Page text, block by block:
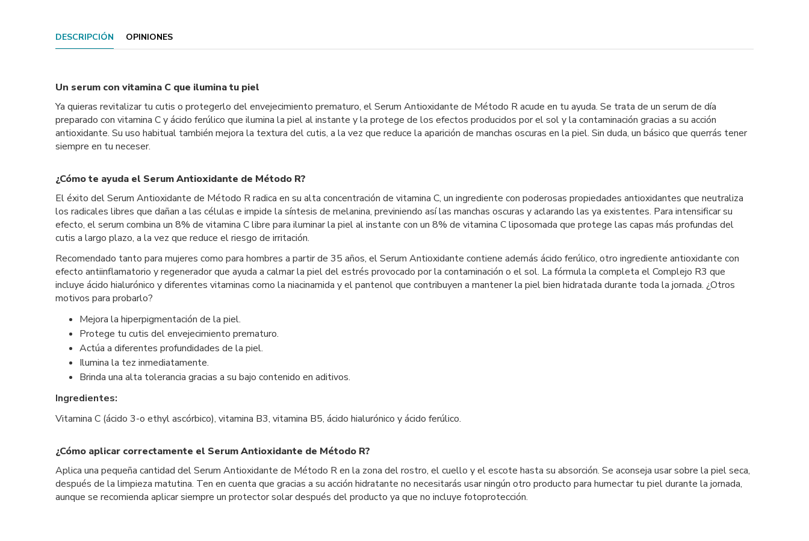
DESCRIPCIÓN OPINIONES
Un serum con vitamina C que ilumina tu piel
Ya quieras revitalizar tu cutis o protegerlo del envejecimiento prematuro, el Serum Antioxidante de Método R acude en tu ayuda. Se trata de un serum de día
preparado con vitamina C y ácido ferúlico que ilumina la piel al instante y la protege de los efectos producidos por el sol y la contaminación gracias a su acción
antioxidante. Su uso habitual también mejora la textura del cutis, a la vez que reduce la aparición de manchas oscuras en la piel. Sin duda, un básico que querrás tener
siempre en tu neceser.
¿Cómo te ayuda el Serum Antioxidante de Método R?
El éxito del Serum Antioxidante de Método R radica en su alta concentración de vitamina C, un ingrediente con poderosas propiedades antioxidantes que neutraliza
los radicales libres que dañan a las células e impide la síntesis de melanina, previniendo así las manchas oscuras y aclarando las ya existentes. Para intensificar su
efecto, el serum combina un 8% de vitamina C libre para iluminar la piel al instante con un 8% de vitamina C liposomada que protege las capas más profundas del
cutis a largo plazo, a la vez que reduce el riesgo de irritación.
Recomendado tanto para mujeres como para hombres a partir de 35 años, el Serum Antioxidante contiene además ácido ferúlico, otro ingrediente antioxidante con
efecto antiinflamatorio y regenerador que ayuda a calmar la piel del estrés provocado por la contaminación o el sol. La fórmula la completa el Complejo R3 que
incluye ácido hialurónico y diferentes vitaminas como la niacinamida y el pantenol que contribuyen a mantener la piel bien hidratada durante toda la jornada. ¿Otros
motivos para probarlo?
Mejora la hiperpigmentación de la piel.
Protege tu cutis del envejecimiento prematuro.
Actúa a diferentes profundidades de la piel.
Ilumina la tez inmediatamente.
Brinda una alta tolerancia gracias a su bajo contenido en aditivos.
Ingredientes:
Vitamina C (ácido 3-o ethyl ascórbico), vitamina B3, vitamina B5, ácido hialurónico y ácido ferúlico.
¿Cómo aplicar correctamente el Serum Antioxidante de Método R?
Aplica una pequeña cantidad del Serum Antioxidante de Método R en la zona del rostro, el cuello y el escote hasta su absorción. Se aconseja usar sobre la piel seca,
después de la limpieza matutina. Ten en cuenta que gracias a su acción hidratante no necesitarás usar ningún otro producto para humectar tu piel durante la jornada,
aunque se recomienda aplicar siempre un protector solar después del producto ya que no incluye fotoprotección.